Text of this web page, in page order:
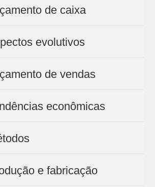
de caixa
evolutivos
de vendas
econômicas
e fabricação